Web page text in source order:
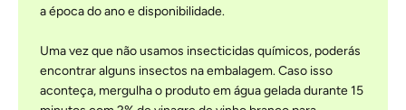
a época do ano e disponibilidade.
Uma vez que não usamos insecticidas químicos, poderás
encontrar alguns insectos na embalagem. Caso isso
aconteça, mergulha o produto em água gelada durante 15